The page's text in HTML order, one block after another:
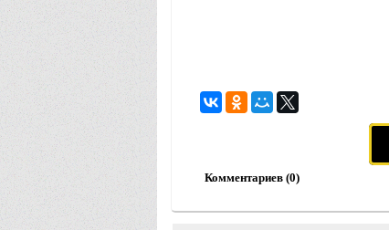
Комментариев (0)